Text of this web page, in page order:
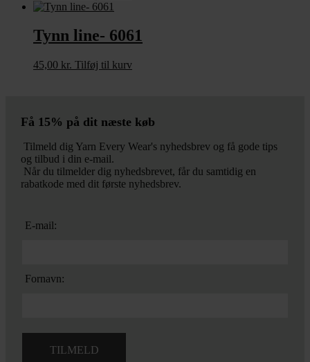
Tynn line- 6061
45,00 kr. Tilføj til kurv
Få 15% på dit næste køb
Tilmeld dig Yarn Every Wear's nyhedsbrev og få gode tips
og tilbud i din e-mail.
Når du tilmelder dig nyhedsbrevet, får du samtidig en
rabatkode med dit første nyhedsbrev.
E-mail:
Fornavn: